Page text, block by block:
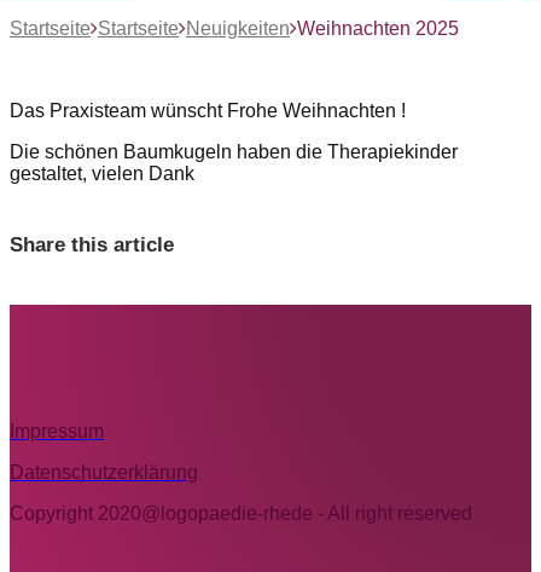
Startseite Startseite Neuigkeiten Weihnachten 2025
Das Praxisteam wünscht Frohe Weihnachten !
Die schönen Baumkugeln haben die Therapiekinder
gestaltet, vielen Dank
Share this article
Impressum
Datenschutzerklärung
Copyright 2020@logopaedie-rhede - All right reserved